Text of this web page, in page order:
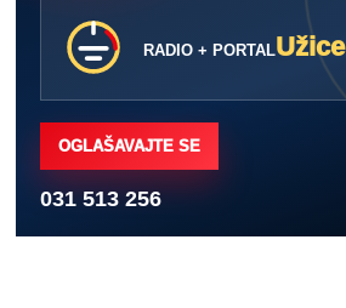
RADIO + PORTALUžice
OGLAŠAVAJTE SE
031 513 256